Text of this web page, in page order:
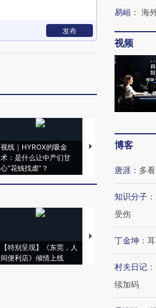
发布
视线｜HYROX的吸金
术：是什么让中产们甘
心“花钱找虐”？
马航飞行员跨国走私7
【特别呈现】《东莞，人
间便利店》倾情上线
【推广】走进第四届
会，让数智科技“链”
易峘 ： 海
视频
博客
唐涯 ： 多
知识分子 ：
受伤
丁金坤 ：
村夫日记 ：
续加码